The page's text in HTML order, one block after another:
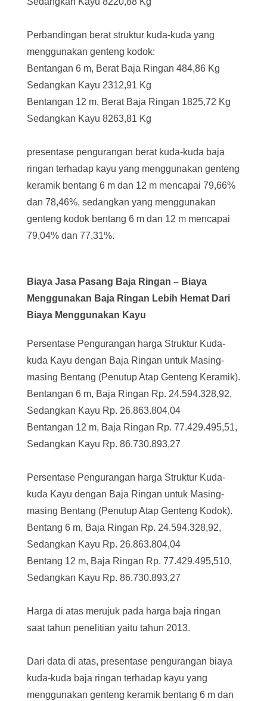
Perbandingan berat struktur kuda-kuda yang
menggunakan genteng kodok:
Bentangan 6 m, Berat Baja Ringan 484,86 Kg
Sedangkan Kayu 2312,91 Kg
Bentangan 12 m, Berat Baja Ringan 1825,72 Kg
Sedangkan Kayu 8263,81 Kg
presentase pengurangan berat kuda-kuda baja
ringan terhadap kayu yang menggunakan genteng
keramik bentang 6 m dan 12 m mencapai 79,66%
dan 78,46%, sedangkan yang menggunakan
genteng kodok bentang 6 m dan 12 m mencapai
79,04% dan 77,31%.
Biaya Jasa Pasang Baja Ringan – Biaya
Menggunakan Baja Ringan Lebih Hemat Dari
Biaya Menggunakan Kayu
Persentase Pengurangan harga Struktur Kuda-
kuda Kayu dengan Baja Ringan untuk Masing-
masing Bentang (Penutup Atap Genteng Keramik).
Bentangan 6 m, Baja Ringan Rp. 24.594.328,92,
Sedangkan Kayu Rp. 26.863.804,04
Bentangan 12 m, Baja Ringan Rp. 77.429.495,51,
Sedangkan Kayu Rp. 86.730.893,27
Persentase Pengurangan harga Struktur Kuda-
kuda Kayu dengan Baja Ringan untuk Masing-
masing Bentang (Penutup Atap Genteng Kodok).
Bentang 6 m, Baja Ringan Rp. 24.594.328,92,
Sedangkan Kayu Rp. 26.863.804,04
Bentang 12 m, Baja Ringan Rp. 77.429.495,510,
Sedangkan Kayu Rp. 86.730.893,27
Harga di atas merujuk pada harga baja ringan
saat tahun penelitian yaitu tahun 2013.
Dari data di atas, presentase pengurangan biaya
kuda-kuda baja ringan terhadap kayu yang
menggunakan genteng keramik bentang 6 m dan